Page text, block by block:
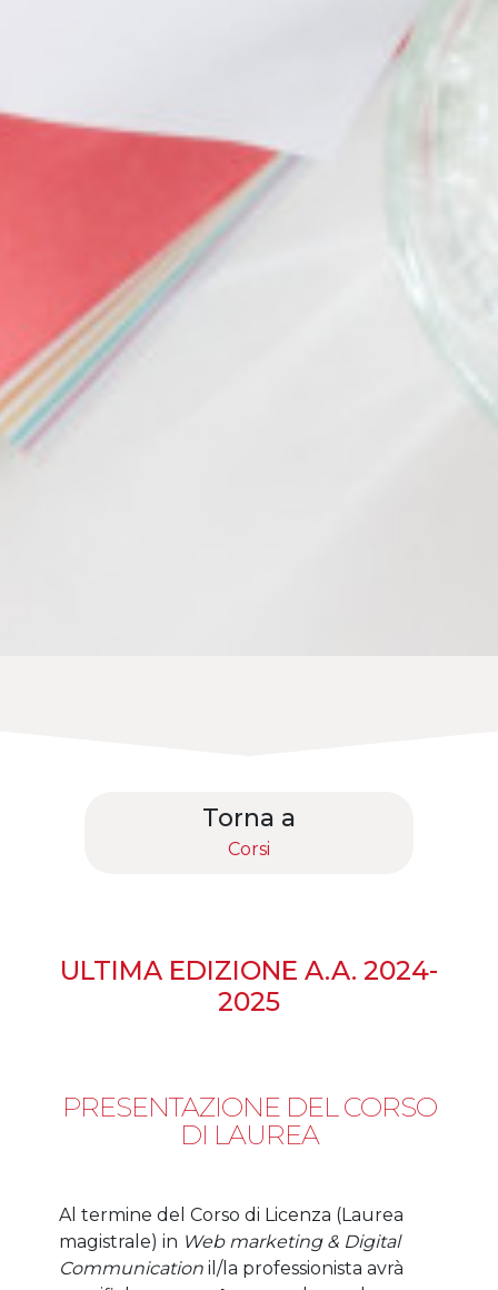
Torna a
Corsi
ULTIMA EDIZIONE A.A. 2024-
2025
PRESENTAZIONE DEL CORSO
DI LAUREA
Al termine del Corso di Licenza (Laurea
magistrale) in Web marketing & Digital
Communicationil/la professionista avrà